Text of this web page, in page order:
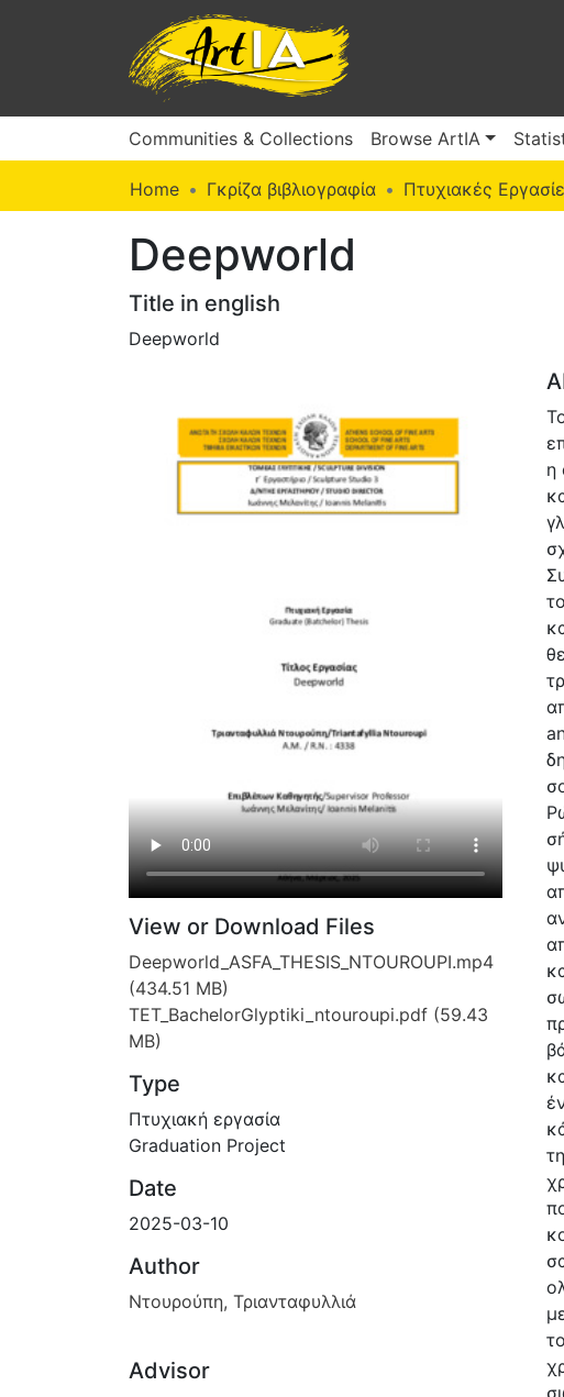
Communities & Collections Browse ArtIA
Home Γκρίζα βιβλιογραφία Πτυχιακές
Deepworld
Title in english
Deepworld
View or Download Files
Deepworld_ASFA_THESIS_NTOUROUPI.mp4
(434.51 MB)
TET_BachelorGlyptiki_ntouroupi.pdf (59.43
MB)
Type
Πτυχιακή εργασία
Graduation Project
Date
2025-03-10
Author
Ντουρούπη, Τριανταφυλλιά
Advisor
η